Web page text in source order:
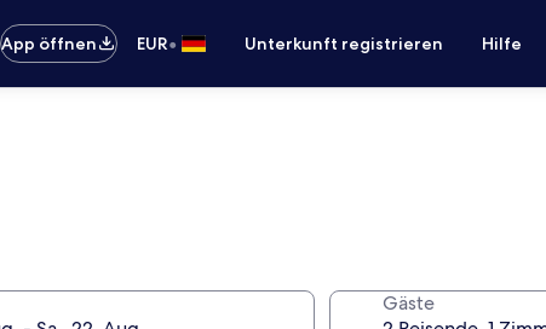
App öffnen EUR• Unterkunft registrieren Hilfe
Gäste